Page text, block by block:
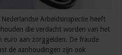
Arbeidsinspectie heeft
die verdacht worden van het
euro aan zorggelden. De fraude
de aanhoudingen zijn ook